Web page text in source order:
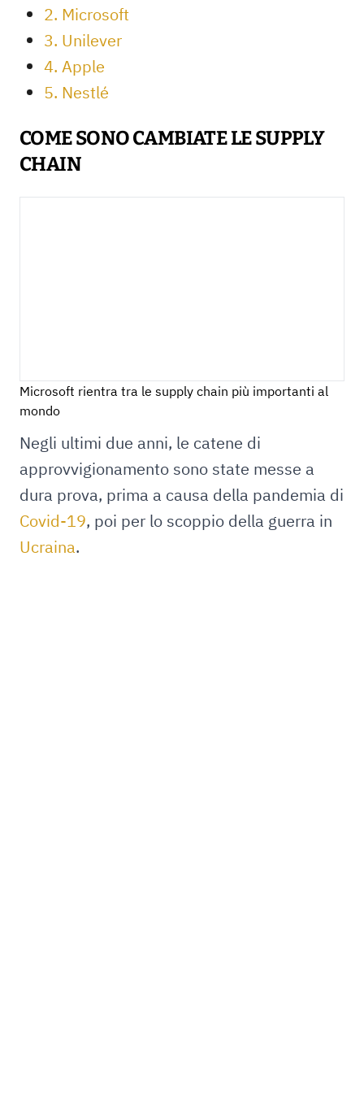
2. Microsoft
3. Unilever
4. Apple
5. Nestlé
COME SONO CAMBIATE LE SUPPLY
CHAIN
Microsoft rientra tra le supply chain più importanti al
mondo
Negli ultimi due anni, le catene di
approvvigionamento sono state messe a
dura prova, prima a causa della pandemia di
Covid-19, poi per lo scoppio della guerra in
Ucraina.